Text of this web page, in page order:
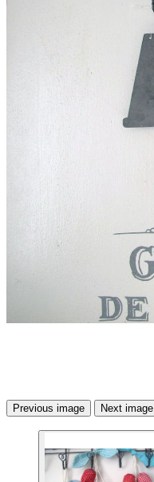
Previous image Next image